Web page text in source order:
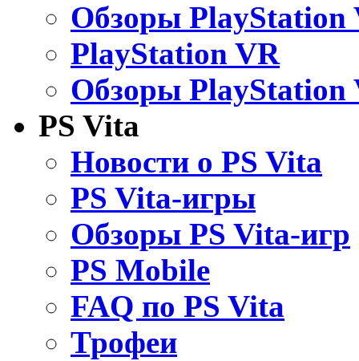
Обзоры PlayStation
PlayStation VR
Обзоры PlayStation
PS Vita
Новости о PS Vita
PS Vita-игры
Обзоры PS Vita-игр
PS Mobile
FAQ по PS Vita
Трофеи